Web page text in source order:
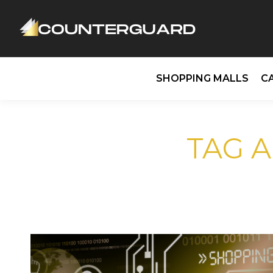
SHOPPING MALLS
TAG